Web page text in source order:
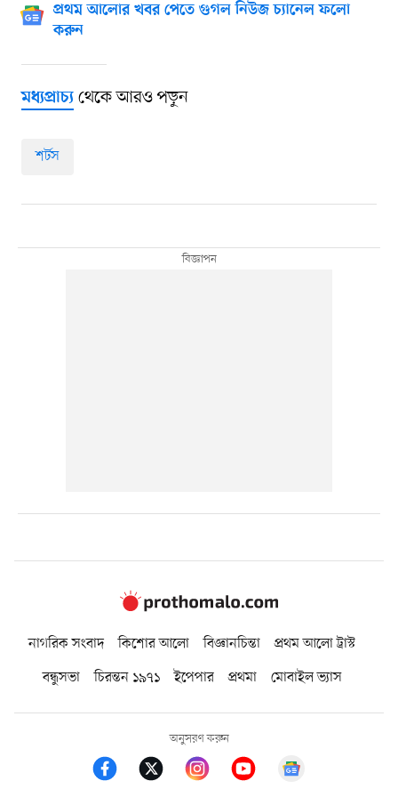
প্রথম আলোর খবর পেতে গুগল নিউজ চ্যানেল ফলো
করুন
মধ্যপ্রাচ্যথেকে আরও পড়ুন
শর্টস
নাগরিক সংবাদ কিশোর আলো বিজ্ঞানচিন্তা
প্রথম আলো ট্রাস্ট
বন্ধুসভা
চিরন্তন ১৯৭১ ইপেপার প্রথমা মোবাইল ভ্যাস
অনুসরণ করুন